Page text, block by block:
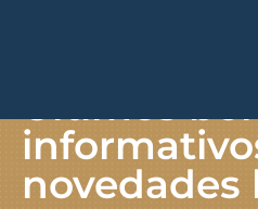
Últimos
novedades